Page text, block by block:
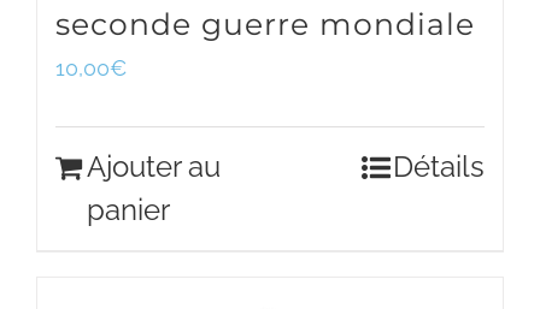
seconde guerre mondiale
10,00€
Ajouter au
panier
Détails